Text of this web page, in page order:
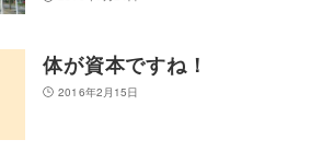
体が資本ですね！
2016年2月15日